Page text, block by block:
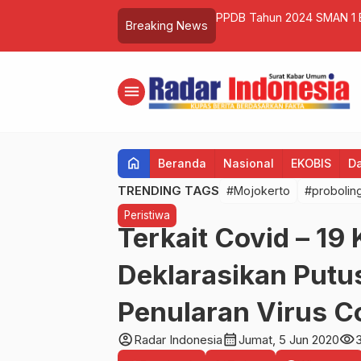
Breaking News
dan Akuntabel
Kebondalem Legend
menu
home Beranda Nasional EKOBIS
TRENDING TAGS #Mojokerto
Peristiwa
Terkait Covid – 19
Deklarasikan
Penularan Virus
account_circleRadar Indonesiacalendar_monthJumat, 5 Jun 2020visibility